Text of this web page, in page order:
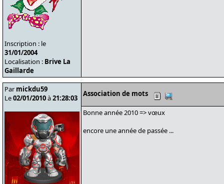
Inscription : le
31/01/2004
Localisation : Brive La
Gaillarde
Par mickdu59
Le02/01/2010à21:28:03 Association de mots
Bonne année 2010 => vœux
encore une année de passée ...